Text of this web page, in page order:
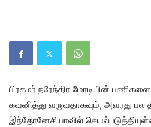
பிரதமர் நரேந்திர மோடியின்
கவனித்து வருவதாகவும், அவரது பல
இந்தோனேசியாவில்